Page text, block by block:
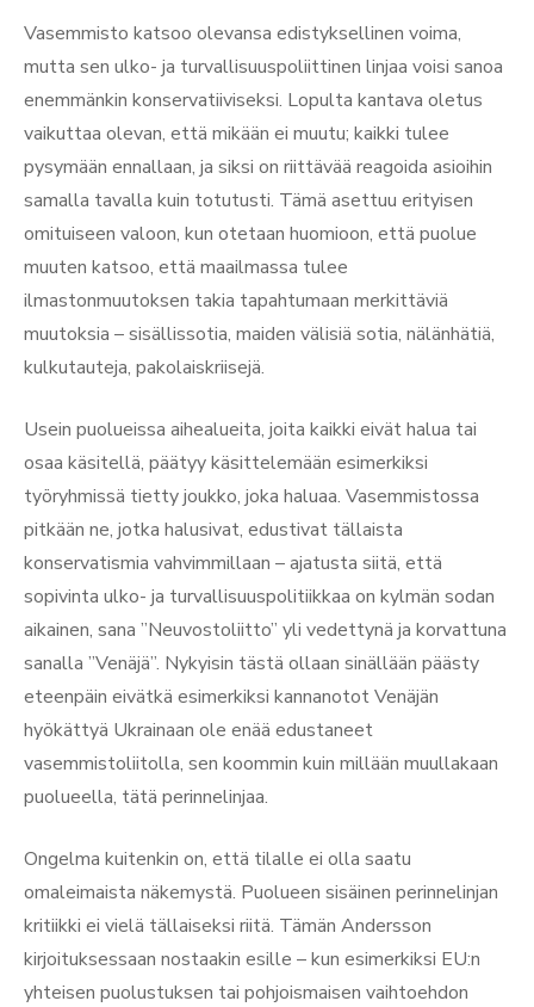
Vasemmisto katsoo olevansa edistyksellinen voima,
mutta sen ulko- ja turvallisuuspoliittinen linjaa voisi sanoa
enemmänkin konservatiiviseksi. Lopulta kantava oletus
vaikuttaa olevan, että mikään ei muutu; kaikki tulee
pysymään ennallaan, ja siksi on riittävää reagoida asioihin
samalla tavalla kuin totutusti. Tämä asettuu erityisen
omituiseen valoon, kun otetaan huomioon, että puolue
muuten katsoo, että maailmassa tulee
ilmastonmuutoksen takia tapahtumaan merkittäviä
muutoksia – sisällissotia, maiden välisiä sotia, nälänhätiä,
kulkutauteja, pakolaiskriisejä.
Usein puolueissa aihealueita, joita kaikki eivät halua tai
osaa käsitellä, päätyy käsittelemään esimerkiksi
työryhmissä tietty joukko, joka haluaa. Vasemmistossa
pitkään ne, jotka halusivat, edustivat tällaista
konservatismia vahvimmillaan – ajatusta siitä, että
sopivinta ulko- ja turvallisuuspolitiikkaa on kylmän sodan
aikainen, sana ”Neuvostoliitto” yli vedettynä ja korvattuna
sanalla ”Venäjä”. Nykyisin tästä ollaan sinällään päästy
eteenpäin eivätkä esimerkiksi kannanotot Venäjän
hyökättyä Ukrainaan ole enää edustaneet
vasemmistoliitolla, sen koommin kuin millään muullakaan
puolueella, tätä perinnelinjaa.
Ongelma kuitenkin on, että tilalle ei olla saatu
omaleimaista näkemystä. Puolueen sisäinen perinnelinjan
kritiikki ei vielä tällaiseksi riitä. Tämän Andersson
kirjoituksessaan nostaakin esille – kun esimerkiksi EU:n
yhteisen puolustuksen tai pohjoismaisen vaihtoehdon